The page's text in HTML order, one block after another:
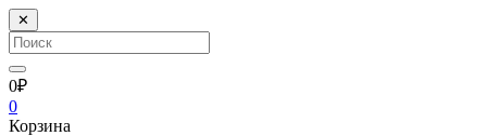
✕
0₽
0
Корзина